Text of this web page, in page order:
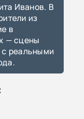
Иванов. В
из
в
— сцены
с реальными